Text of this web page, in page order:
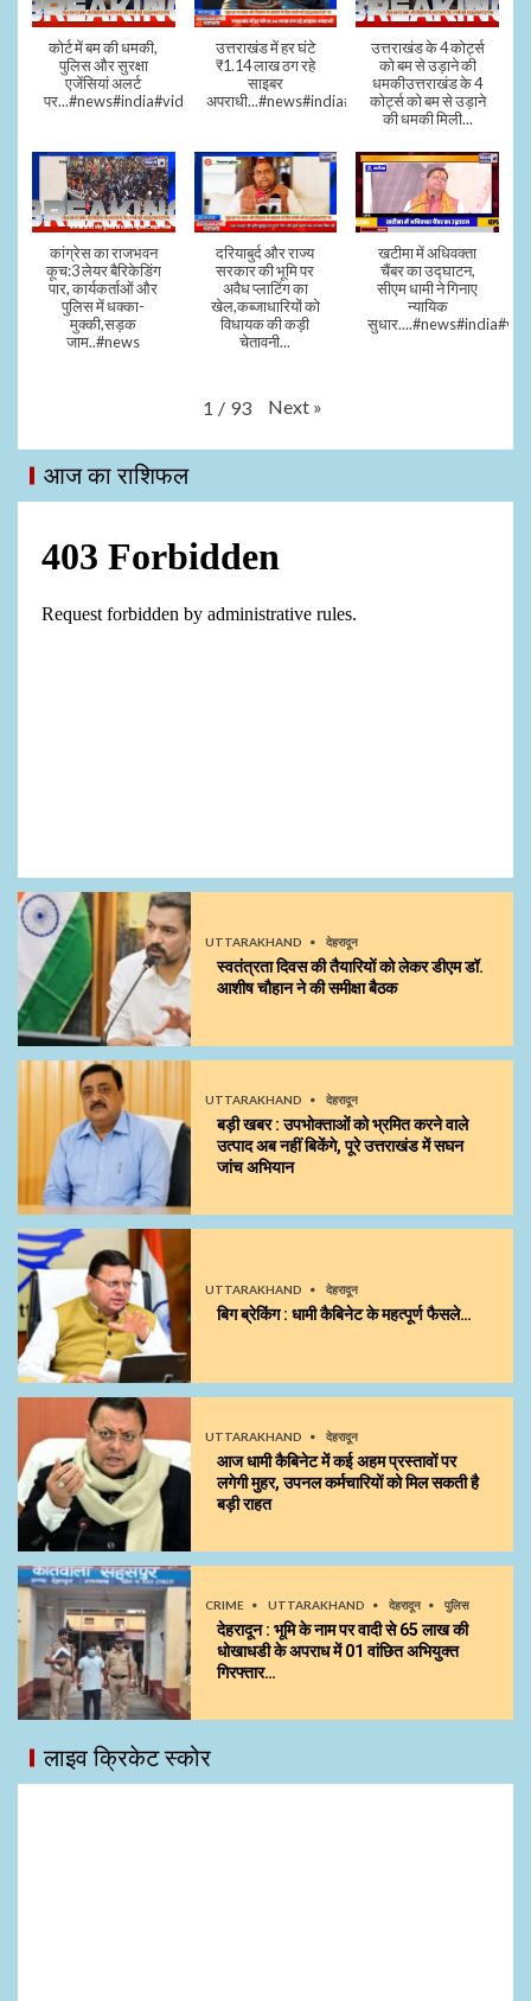
कोर्ट में बम की धमकी,
पुलिस और सुरक्षा
एजेंसियां अलर्ट
पर...#news#india#video#viral
उत्तराखंड में हर घंटे
₹1.14 लाख ठग रहे
साइबर
अपराधी...#news#india#video#viral
उत्तराखंड के 4 कोर्ट्स
को बम से उड़ाने की
धमकीउत्तराखंड के 4
कोर्ट्स को बम से उड़ाने
की धमकी मिली...
कांग्रेस का राजभवन
कूच:3 लेयर बैरिकेडिंग
पार, कार्यकर्ताओं और
पुलिस में धक्का-
मुक्की,सड़क
जाम..#news
दरियाबुर्द और राज्य
सरकार की भूमि पर
अवैध प्लाटिंग का
खेल,कब्जाधारियों को
विधायक की कड़ी
चेतावनी...
खटीमा में अधिवक्ता
चैंबर का उद्घाटन,
सीएम धामी ने गिनाए
न्यायिक
1 / 93 Next »
आज का राशिफल
UTTARAKHAND देहरादून
स्वतंत्रता दिवस की तैयारियों को लेकर डीएम डॉ.
आशीष चौहान ने की समीक्षा बैठक
UTTARAKHAND देहरादून
बड़ी खबर : उपभोक्ताओं को भ्रमित करने वाले
उत्पाद अब नहीं बिकेंगे, पूरे उत्तराखंड में सघन
जांच अभियान
UTTARAKHAND देहरादून
बिग ब्रेकिंग : धामी कैबिनेट के महत्पूर्ण फैसले…
UTTARAKHAND देहरादून
आज धामी कैबिनेट में कई अहम प्रस्तावों पर
लगेगी मुहर, उपनल कर्मचारियों को मिल सकती है
बड़ी राहत
CRIME UTTARAKHAND देहरादून पुलिस
देहरादून : भूमि के नाम पर वादी से 65 लाख की
धोखाधडी के अपराध में 01 वांछित अभियुक्त
गिरफ्तार…
लाइव क्रिकेट स्कोर